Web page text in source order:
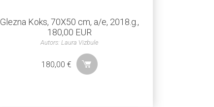
Glezna Koks, 70X50 cm, a/e, 2018.g.,
180,00 EUR
Autors: Laura Vizbule
180,00€